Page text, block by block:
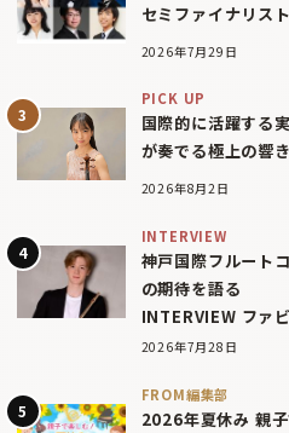
セミファイナリス
2026年7月29日
PICK UP
国際的に活躍する
が奏でる極上の響き
2026年8月2日
INTERVIEW
神戸国際フルート
の期待を語る
INTERVIEW ファ
2026年7月28日
FROM編集部
2026年夏休み 親